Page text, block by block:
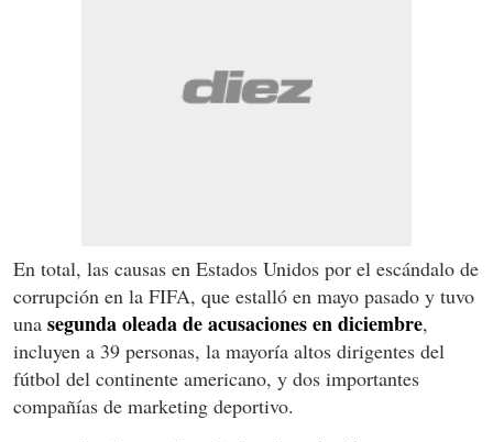
En total, las causas en Estados Unidos por el escándalo de
corrupción en la FIFA, que estalló en mayo pasado y tuvo
una segunda oleada de acusaciones en diciembre,
incluyen a 39 personas, la mayoría altos dirigentes del
fútbol del continente americano, y dos importantes
compañías de marketing deportivo.